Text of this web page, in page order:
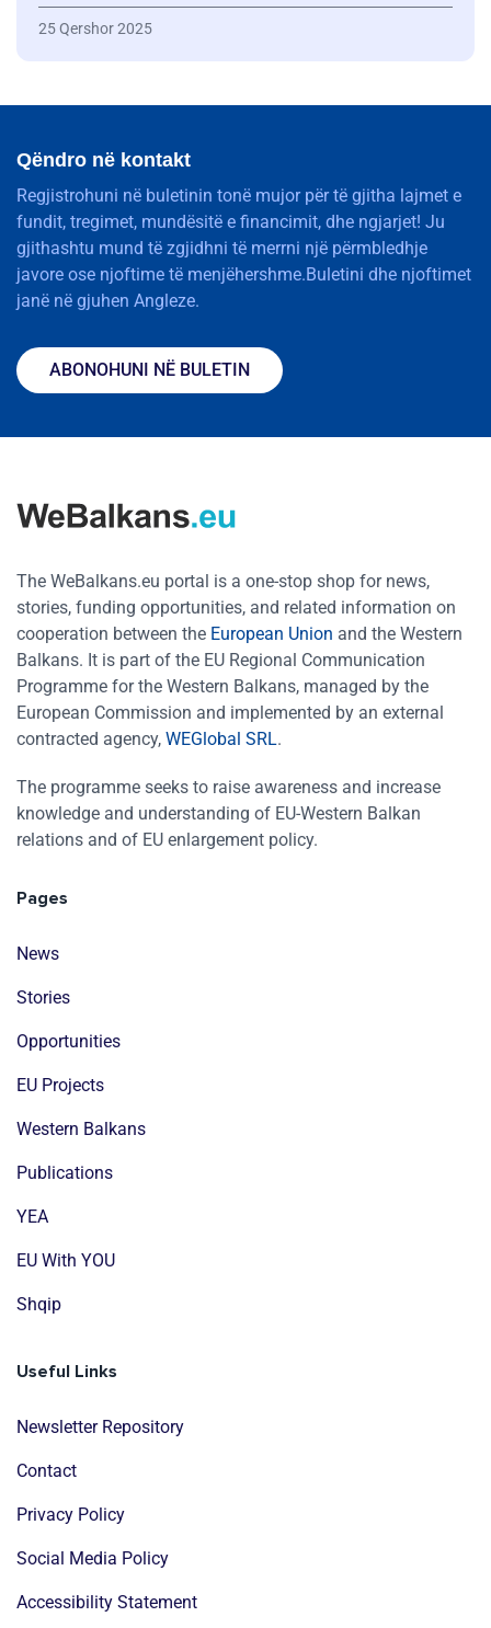
25 Qershor 2025
Qëndro në kontakt
Regjistrohuni në buletinin tonë mujor për të gjitha lajmet e
fundit, tregimet, mundësitë e financimit, dhe ngjarjet! Ju
gjithashtu mund të zgjidhni të merrni një përmbledhje
javore ose njoftime të menjëhershme.Buletini dhe njoftimet
janë në gjuhen Angleze.
ABONOHUNI NË BULETIN
The WeBalkans.eu portal is a one-stop shop for news,
stories, funding opportunities, and related information on
cooperation between the European Union and the Western
Balkans. It is part of the EU Regional Communication
Programme for the Western Balkans, managed by the
European Commission and implemented by an external
contracted agency, WEGlobal SRL.
The programme seeks to raise awareness and increase
knowledge and understanding of EU-Western Balkan
relations and of EU enlargement policy.
Pages
News
Stories
Opportunities
EU Projects
Western Balkans
Publications
YEA
EU With YOU
Shqip
Useful Links
Newsletter Repository
Contact
Privacy Policy
Social Media Policy
Accessibility Statement